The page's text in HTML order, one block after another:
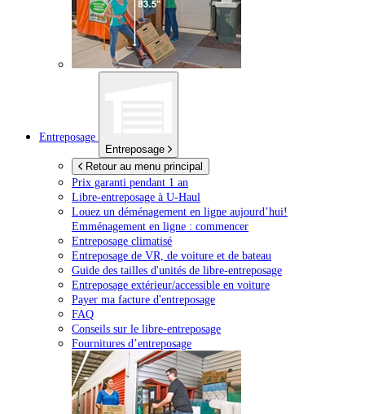
Entreposage
Entreposage
Retour au menu principal
Prix garanti pendant 1 an
Libre-entreposage à U-Haul
Louez un déménagement en ligne aujourd’hui!
Emménagement en ligne : commencer
Entreposage climatisé
Entreposage de VR, de voiture et de bateau
Guide des tailles d'unités de libre-entreposage
Entreposage extérieur/accessible en voiture
Payer ma facture d'entreposage
FAQ
Conseils sur le libre-entreposage
Fournitures d’entreposage